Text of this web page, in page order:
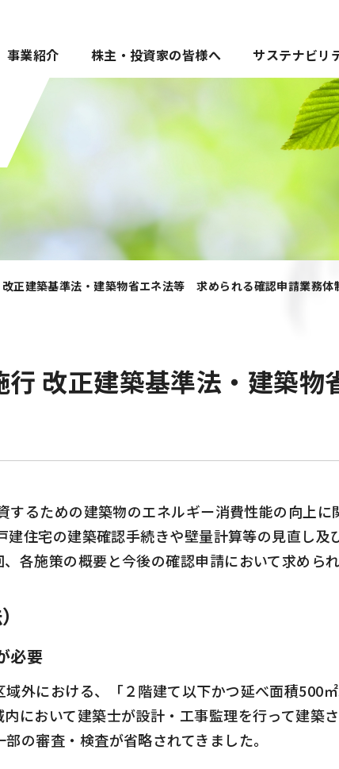
事業紹介 株主・投資家の皆様へ サステナビリ
正建築基準法・建築物省エネ法等 求められる確認申請業務体
改正建築基準法・建築
るための建築物のエネルギー消費性能の向上
住宅の建築確認手続きや壁量計算等の見直し
各施策の概要と今後の確認申請において求めら
必要
外における、「２階建て以下かつ延べ面積500
において建築士が設計・工事監理を行って建築
の審査・検査が省略されてきました。